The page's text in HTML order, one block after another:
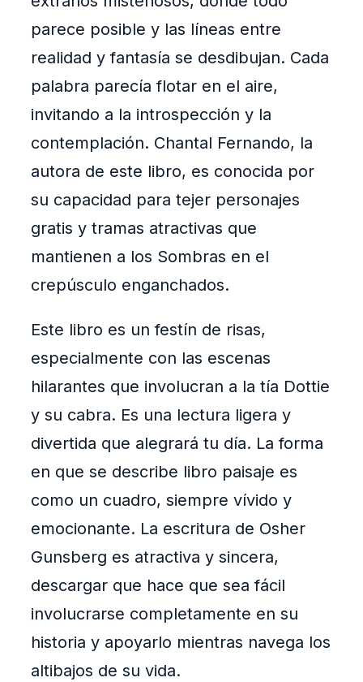
parece posible y las líneas entre
realidad y fantasía se desdibujan. Cada
palabra parecía flotar en el aire,
invitando a la introspección y la
contemplación. Chantal Fernando, la
autora de este libro, es conocida por
su capacidad para tejer personajes
gratis y tramas atractivas que
mantienen a los Sombras en el
crepúsculo enganchados.
Este libro es un festín de risas,
especialmente con las escenas
hilarantes que involucran a la tía Dottie
y su cabra. Es una lectura ligera y
divertida que alegrará tu día. La forma
en que se describe libro paisaje es
como un cuadro, siempre vívido y
emocionante. La escritura de Osher
Gunsberg es atractiva y sincera,
descargar que hace que sea fácil
involucrarse completamente en su
historia y apoyarlo mientras navega los
altibajos de su vida.